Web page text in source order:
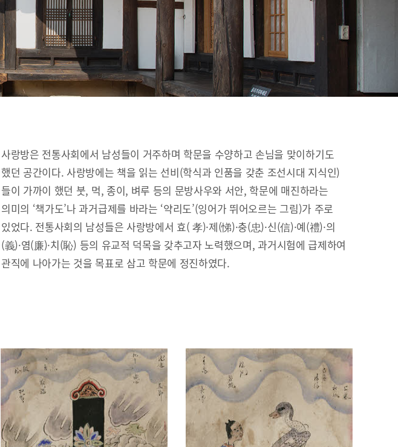
사랑방은 전통사회에서 남성들이 거주하며 학문을 수양하고 손님을 맞이하기도
했던 공간이다. 사랑방에는 책을 읽는 선비(학식과 인품을 갖춘 조선시대 지식인)
들이 가까이 했던 붓, 먹, 종이, 벼루 등의 문방사우와 서안, 학문에 매진하라는
의미의 ‘책가도’나 과거급제를 바라는 ‘약리도’(잉어가 뛰어오르는 그림)가 주로
있었다. 전통사회의 남성들은 사랑방에서 효( 孝)·제(悌)·충(忠)·신(信)·예(禮)·의
(義)·염(廉)·치(恥) 등의 유교적 덕목을 갖추고자 노력했으며, 과거시험에 급제하여
관직에 나아가는 것을 목표로 삼고 학문에 정진하였다.